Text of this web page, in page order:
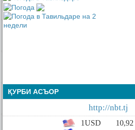
ҚУРБИ АСЪОР
http://nbt.tj
1USD 10,92